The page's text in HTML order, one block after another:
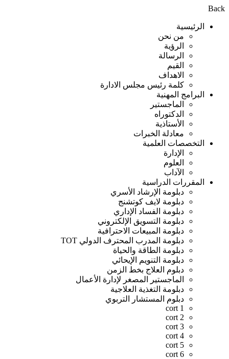
Back
الرئيسية
من نحن
الرؤية
الرسالة
القيم
الاهداف
كلمة رئيس مجلس الادارة
البرامج المهنية
الماجستير
الدكتوراه
الأستاذية
معادلة الخبرات
التخصصات العلمية
الإدارة
العلوم
الآداب
المقررات الدراسية
دبلومة الإرشاد الأسري
دبلومة لايف كوتشنج
دبلومة الفساد الإداري
دبلومة التسويق الإلكتروني
دبلومة المبيعات الاحترافية
دبلومة المدرب المحترف الدولي TOT
دبلومة الطاقة والحياة
دبلومة التنويم الإيحائي
دبلوم العلاج بخط الزمن
الماجستير المصغر لإدارة الأعمال
دبلومة التغذية العلاجية
دبلوم المستشار التربوي
cort 1
cort 2
cort 3
cort 4
cort 5
cort 6